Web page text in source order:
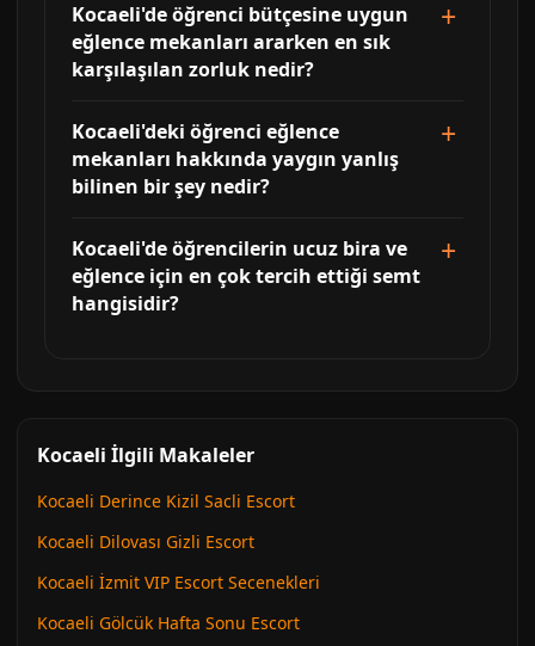
Kocaeli'de öğrenci bütçesine uygun
eğlence mekanları ararken en sık
karşılaşılan zorluk nedir?
Kocaeli'deki öğrenci eğlence
mekanları hakkında yaygın yanlış
bilinen bir şey nedir?
Kocaeli'de öğrencilerin ucuz bira ve
eğlence için en çok tercih ettiği semt
hangisidir?
Kocaeli İlgili Makaleler
Kocaeli Derince Kizil Sacli Escort
Kocaeli Dilovası Gizli Escort
Kocaeli İzmit VIP Escort Secenekleri
Kocaeli Gölcük Hafta Sonu Escort